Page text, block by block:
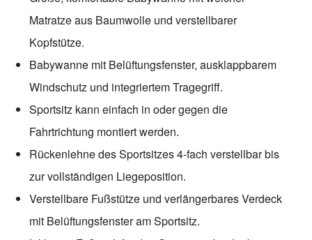
Matratze aus Baumwolle und verstellbarer
Kopfstütze.
Babywanne mit Belüftungsfenster, ausklappbarem
Windschutz und integriertem Tragegriff.
Sportsitz kann einfach in oder gegen die
Fahrtrichtung montiert werden.
Rückenlehne des Sportsitzes 4-fach verstellbar bis
zur vollständigen Liegeposition.
Verstellbare Fußstütze und verlängerbares Verdeck
mit Belüftungsfenster am Sportsitz.